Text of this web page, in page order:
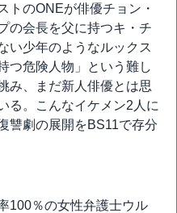
トのONEが俳優チョン・
の会長を父に持つキ・チ
い少年のようなルックス
つ危険人物」という難し
み、まだ新人俳優とは思
る。こんなイケメン2人に
讐劇の展開をBS11で存分
100％の女性弁護士ウル